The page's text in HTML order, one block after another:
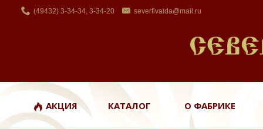
(49432) 3-34-34, 3-34-20 severfivaida@mail.ru
АКЦИЯ КАТАЛОГ О ФАБРИКЕ